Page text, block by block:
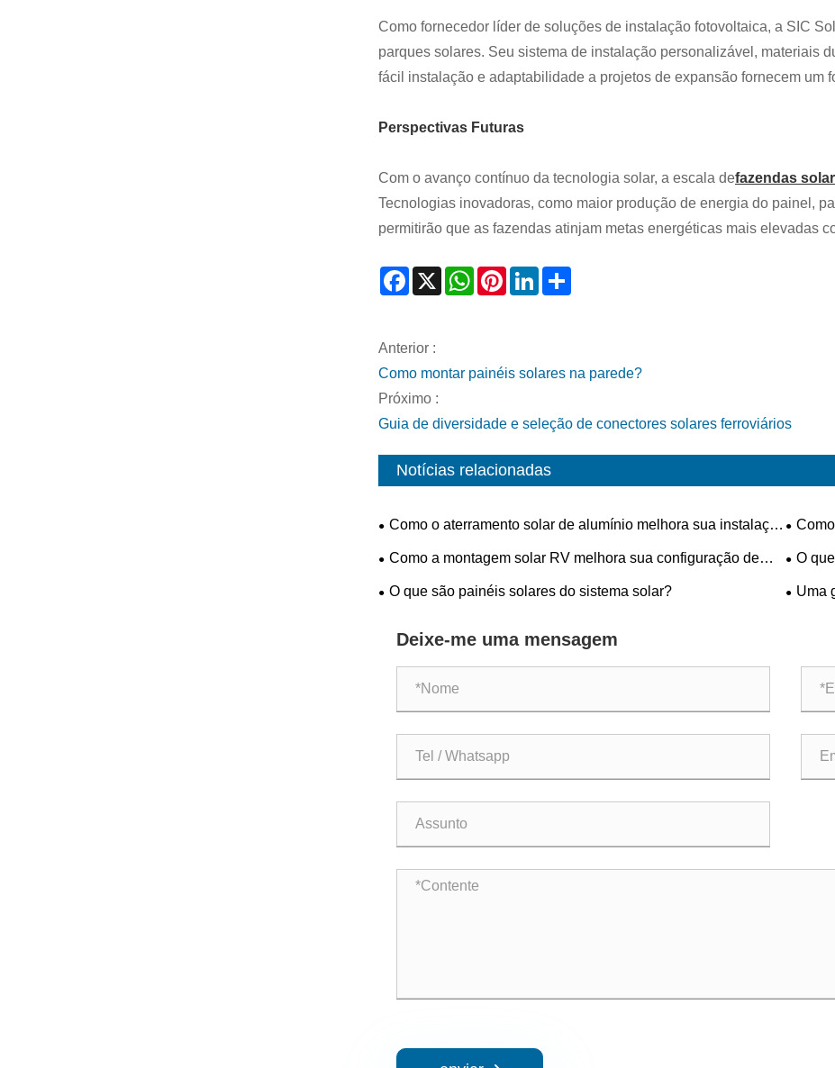
Como fornecedor líder de soluções de instalação fotovoltaica, a SIC
parques solares. Seu sistema de instalação personalizável, materiais
fácil instalação e adaptabilidade a projetos de expansão fornecem um
Perspectivas Futuras
Com o avanço contínuo da tecnologia solar, a escala defazendas
Tecnologias inovadoras, como maior produção de energia do painel,
permitirão que as fazendas atinjam metas energéticas mais elevadas
Facebook
X WhatsAppPinterestLinkedIn
Anterior :
Como montar painéis solares na parede?
Próximo :
Guia de diversidade e seleção de conectores solares ferroviários
Notícias relacionadas
Como o aterramento solar de alumínio melhora sua instalação
solar?
Como a montagem solar RV melhora sua configuração de
energia móvel?
O
ideais
O que são painéis solares do sistema solar?
Uma
Deixe-me uma mensagem